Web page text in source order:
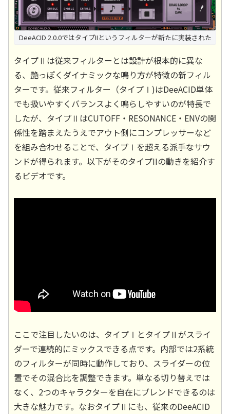
DeeACID 2.0.0ではタイプIIというフィルターが新たに実装された
タイプⅡは従来フィルターとは設計が根本的に異な
る、艶っぽくダイナミックな鳴り方が特徴の新フィル
ターです。従来フィルター（タイプⅠ)はDeeACID単体
でも扱いやすくバランスよく鳴らしやすいのが特長で
したが、タイプⅡはCUTOFF・RESONANCE・ENVの関
係性を踏まえたうえでアウト側にコンプレッサーなど
を組み合わせることで、タイプⅠを超える派手なサウ
ンドが得られます。以下がそのタイプIIの動きを紹介す
るビデオです。
ここで注目したいのは、タイプⅠとタイプⅡがスライ
ダーで連続的にミックスできる点です。内部では2系統
のフィルターが同時に動作しており、スライダーの位
置でその混合比を調整できます。単なる切り替えでは
なく、2つのキャラクターを自在にブレンドできるのは
大きな魅力です。なおタイプⅡにも、従来のDeeACID